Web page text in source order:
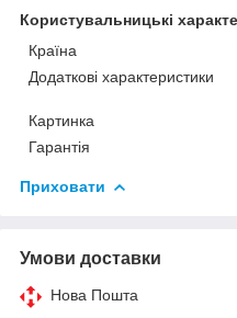
Користувальницькі
Країна
Додаткові характеристики
Картинка
Гарантія
Приховати
Умови доставки
Нова Пошта